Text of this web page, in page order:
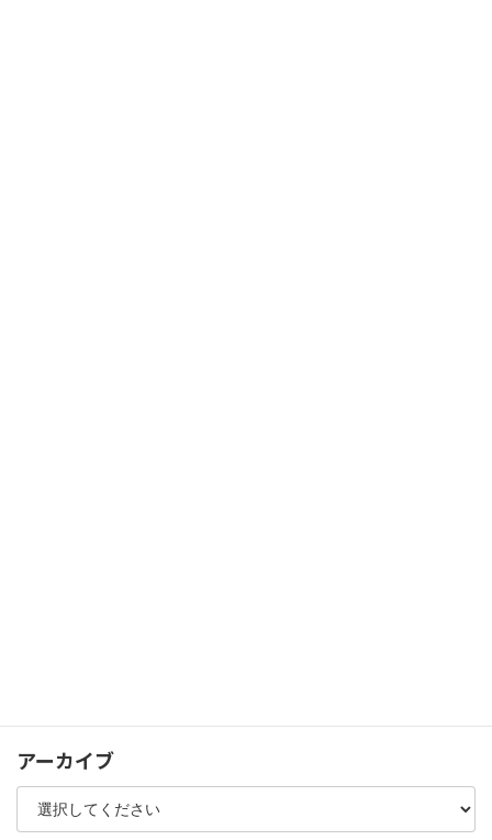
アーカイブ